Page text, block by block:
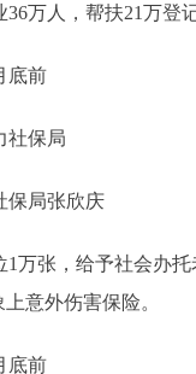
万人，帮扶21万登
底前
保局
局张欣庆
张，给予社会办托
意外伤害保险。
底前